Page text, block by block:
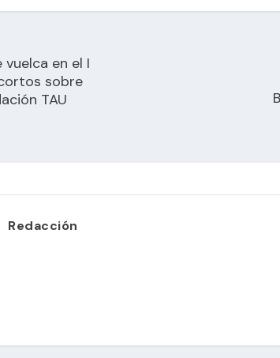
vuelca en el I
sobre
TAU
Redacción